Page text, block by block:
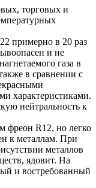
торговых и
примерно в 20 раз
и не
газа в
в сравнении с
характеристиками.
нейтральность к
фреон R12, но легко
к металлам. При
металлов
ядовит. На
и востребованный